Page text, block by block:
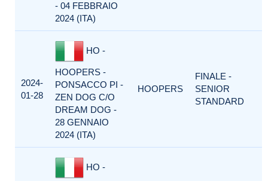
- 04 FEBBRAIO
2024 (ITA)
2024-
01-28
HO -
HOOPERS -
PONSACCO PI -
ZEN DOG C/O
DREAM DOG -
28 GENNAIO
2024 (ITA)
HOOPERS
FINALE -
SENIOR
STANDARD
HO -